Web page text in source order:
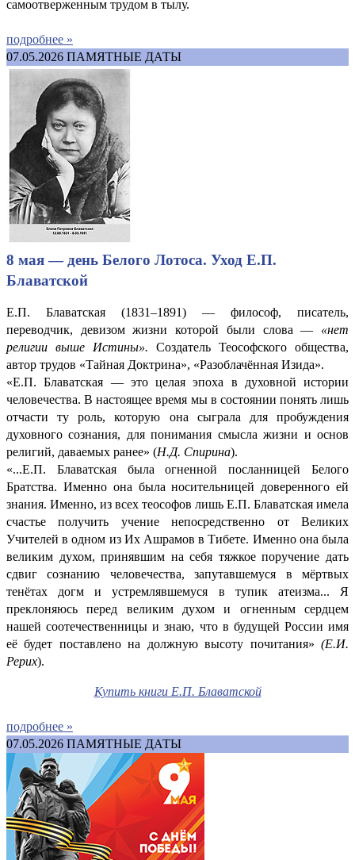
самоотверженным трудом в тылу.
подробнее »
07.05.2026 ПАМЯТНЫЕ ДАТЫ
8 мая — день Белого Лотоса. Уход Е.П.
Блаватской
Е.П. Блаватская (1831–1891) — философ, писатель,
переводчик, девизом жизни которой были слова — «нет
религии выше Истины». Создатель Теософского общества,
автор трудов «Тайная Доктрина», «Разоблачённая Изида».
«Е.П. Блаватская — это целая эпоха в духовной истории
человечества. В настоящее время мы в состоянии понять лишь
отчасти ту роль, которую она сыграла для пробуждения
духовного сознания, для понимания смысла жизни и основ
религий, даваемых ранее» (Н.Д. Спирина).
«...Е.П. Блаватская была огненной посланницей Белого
Братства. Именно она была носительницей доверенного ей
знания. Именно, из всех теософов лишь Е.П. Блаватская имела
счастье получить учение непосредственно от Великих
Учителей в одном из Их Ашрамов в Тибете. Именно она была
великим духом, принявшим на себя тяжкое поручение дать
сдвиг сознанию человечества, запутавшемуся в мёртвых
тенётах догм и устремлявшемуся в тупик атеизма... Я
преклоняюсь перед великим духом и огненным сердцем
нашей соотечественницы и знаю, что в будущей России имя
её будет поставлено на должную высоту почитания» (Е.И.
Рерих).
Купить книги Е.П. Блаватской
подробнее »
07.05.2026 ПАМЯТНЫЕ ДАТЫ